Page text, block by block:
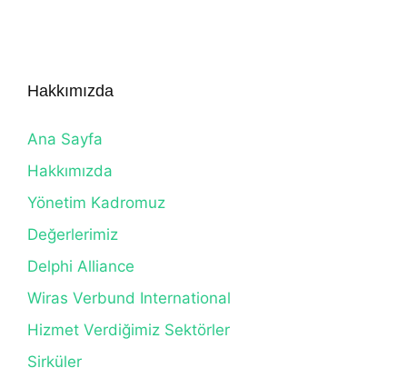
Hakkımızda
Ana Sayfa
Hakkımızda
Yönetim Kadromuz
Değerlerimiz
Delphi Alliance
Wiras Verbund International
Hizmet Verdiğimiz Sektörler
Sirküler